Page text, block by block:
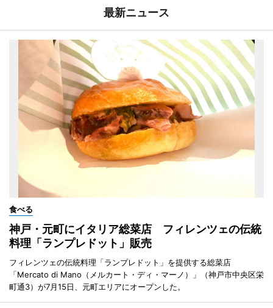
最新ニュース
食べる
神戸・元町にイタリア総菜店 フィレンツェの伝統
料理「ランプレドット」販売
フィレンツェの伝統料理「ランプレドット」を提供する総菜店
「Mercato di Mano（メルカート・ディ・マーノ）」（神戸市中央区栄
町通3）が7月15日、元町エリアにオープンした。